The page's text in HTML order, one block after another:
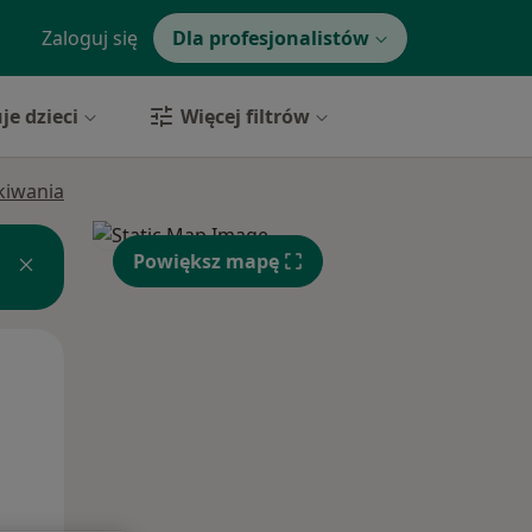
Zaloguj się Dla profesjonalistów
dzieci Więcej filtrów
Powiększ mapę